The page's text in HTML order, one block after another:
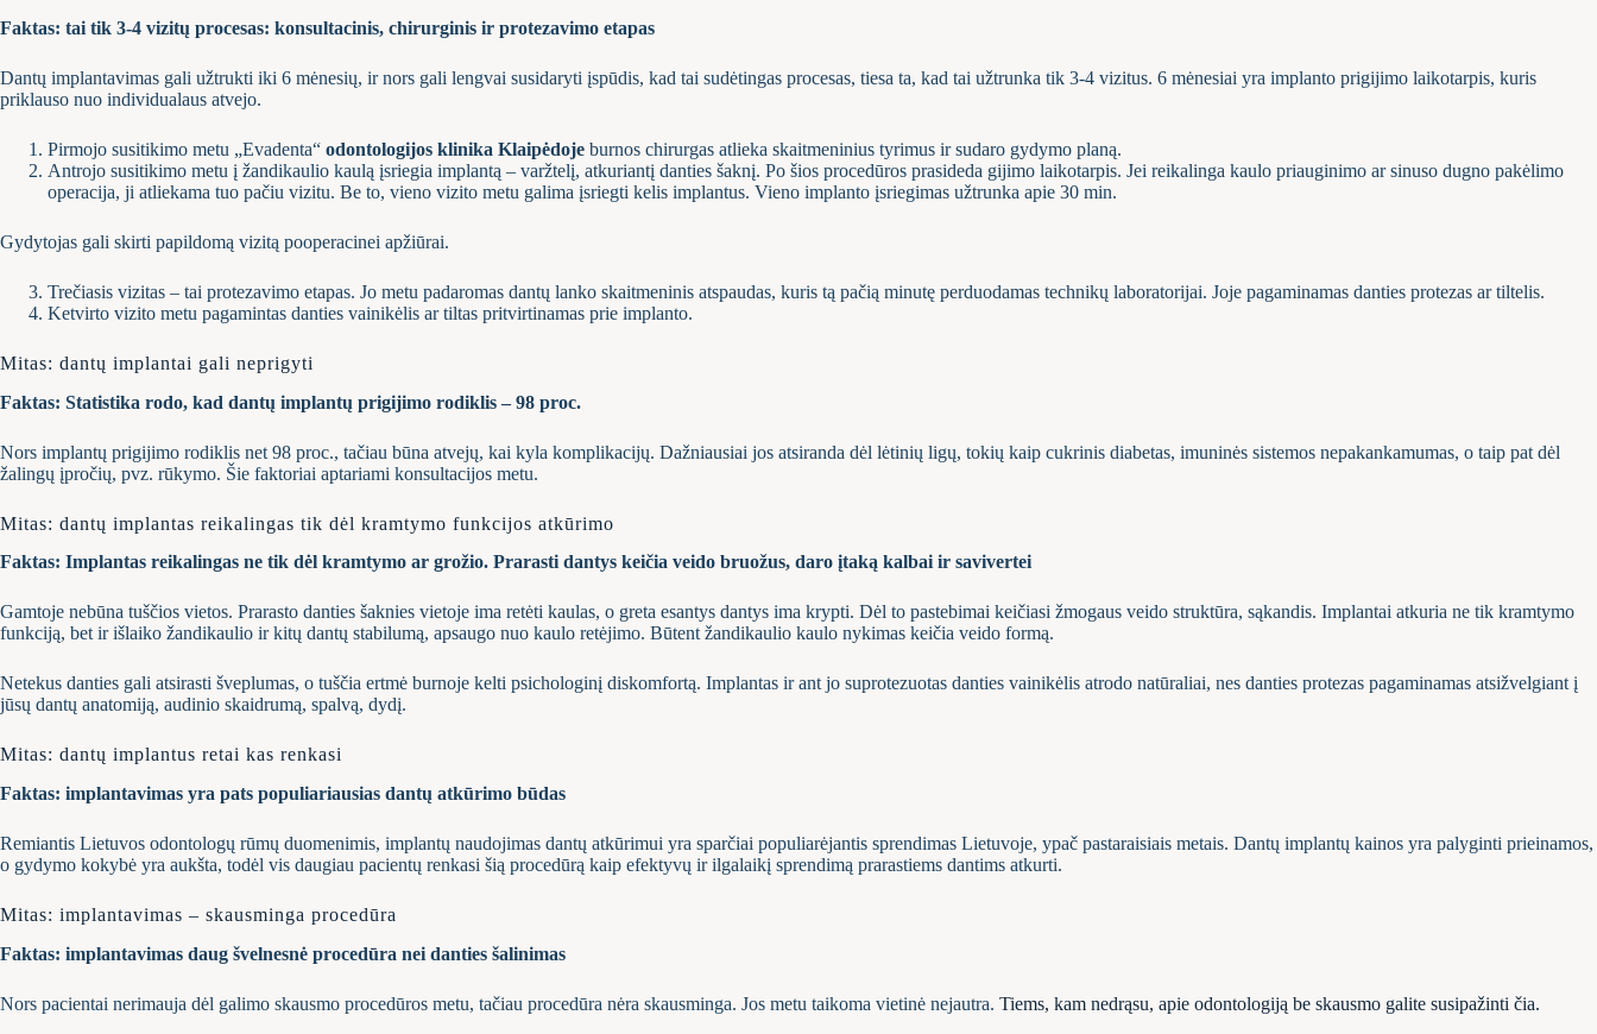
Faktas: tai tik 3-4 vizitų procesas: konsultacinis, chirurginis ir protezavimo etapas
Dantų implantavimas gali užtrukti iki 6 mėnesių, ir nors gali lengvai susidaryti įspūdis, kad tai sudėtingas procesas, tiesa ta, kad tai užtrunka tik 3-4 vizitus. 6 mėnesiai yra implanto prigijimo laikotarpis, kuris
priklauso nuo individualaus atvejo.
Pirmojo susitikimo metu „Evadenta“ odontologijos klinika Klaipėdoje burnos chirurgas atlieka skaitmeninius tyrimus ir sudaro gydymo planą.
Antrojo susitikimo metu į žandikaulio kaulą įsriegia implantą – varžtelį, atkuriantį danties šaknį. Po šios procedūros prasideda gijimo laikotarpis. Jei reikalinga kaulo priauginimo ar sinuso dugno pakėlimo
operacija, ji atliekama tuo pačiu vizitu. Be to, vieno vizito metu galima įsriegti kelis implantus. Vieno implanto įsriegimas užtrunka apie 30 min.
Gydytojas gali skirti papildomą vizitą pooperacinei apžiūrai.
Trečiasis vizitas – tai protezavimo etapas. Jo metu padaromas dantų lanko skaitmeninis atspaudas, kuris tą pačią minutę perduodamas technikų laboratorijai. Joje pagaminamas danties protezas ar tiltelis.
Ketvirto vizito metu pagamintas danties vainikėlis ar tiltas pritvirtinamas prie implanto.
Mitas: dantų implantai gali neprigyti
Faktas: Statistika rodo, kad dantų implantų prigijimo rodiklis – 98 proc.
Nors implantų prigijimo rodiklis net 98 proc., tačiau būna atvejų, kai kyla komplikacijų. Dažniausiai jos atsiranda dėl lėtinių ligų, tokių kaip cukrinis diabetas, imuninės sistemos nepakankamumas, o taip pat dėl
žalingų įpročių, pvz. rūkymo. Šie faktoriai aptariami konsultacijos metu.
Mitas: dantų implantas reikalingas tik dėl kramtymo funkcijos atkūrimo
Faktas: Implantas reikalingas ne tik dėl kramtymo ar grožio. Prarasti dantys keičia veido bruožus, daro įtaką kalbai ir savivertei
Gamtoje nebūna tuščios vietos. Prarasto danties šaknies vietoje ima retėti kaulas, o greta esantys dantys ima krypti. Dėl to pastebimai keičiasi žmogaus veido struktūra, sąkandis. Implantai atkuria ne tik kramtymo
funkciją, bet ir išlaiko žandikaulio ir kitų dantų stabilumą, apsaugo nuo kaulo retėjimo. Būtent žandikaulio kaulo nykimas keičia veido formą.
Netekus danties gali atsirasti šveplumas, o tuščia ertmė burnoje kelti psichologinį diskomfortą. Implantas ir ant jo suprotezuotas danties vainikėlis atrodo natūraliai, nes danties protezas pagaminamas atsižvelgiant į
jūsų dantų anatomiją, audinio skaidrumą, spalvą, dydį.
Mitas: dantų implantus retai kas renkasi
Faktas: implantavimas yra pats populiariausias dantų atkūrimo būdas
Remiantis Lietuvos odontologų rūmų duomenimis, implantų naudojimas dantų atkūrimui yra sparčiai populiarėjantis sprendimas Lietuvoje, ypač pastaraisiais metais. Dantų implantų kainos yra palyginti prieinamos,
o gydymo kokybė yra aukšta, todėl vis daugiau pacientų renkasi šią procedūrą kaip efektyvų ir ilgalaikį sprendimą prarastiems dantims atkurti.
Mitas: implantavimas – skausminga procedūra
Faktas: implantavimas daug švelnesnė procedūra nei danties šalinimas
Nors pacientai nerimauja dėl galimo skausmo procedūros metu, tačiau procedūra nėra skausminga. Jos metu taikoma vietinė nejautra. Tiems, kam nedrąsu, apie odontologiją be skausmo galite susipažinti čia.